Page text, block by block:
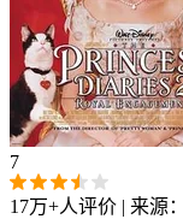
7
17万+人评价 | 来源：